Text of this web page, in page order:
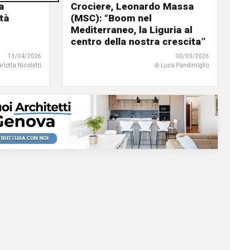
13/04/2026
Nicoletti
Crociere, Leonardo Massa
(MSC): “Boom nel
Mediterraneo, la Liguria al
centro della nostra crescita”
30/03/2026
di Luca Pandimiglio